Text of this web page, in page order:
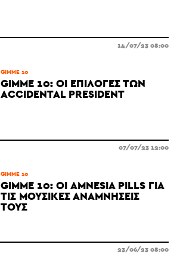
14/07/23 08:00
GIMME 10
GIMME 10: ΟΙ ΕΠΙΛΟΓΈΣ ΤΩΝ
ACCIDENTAL PRESIDENT
07/07/23 12:00
GIMME 10
GIMME 10: ΟΙ AMNESIA PILLS ΓΙΑ
ΤΙΣ ΜΟΥΣΙΚΈΣ ΑΝΑΜΝΉΣΕΙΣ
ΤΟΥΣ
23/06/23 08:00